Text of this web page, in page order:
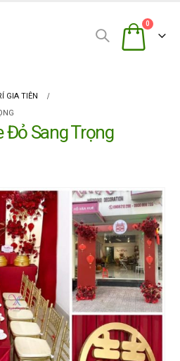
0
GIA TIÊN
Đỏ Sang Trọng